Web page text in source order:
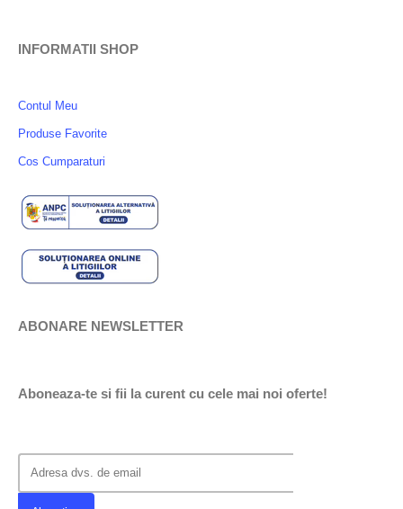
INFORMATII SHOP
Contul Meu
Produse Favorite
Cos Cumparaturi
ABONARE NEWSLETTER
Aboneaza-te si fii la curent cu cele mai noi oferte!